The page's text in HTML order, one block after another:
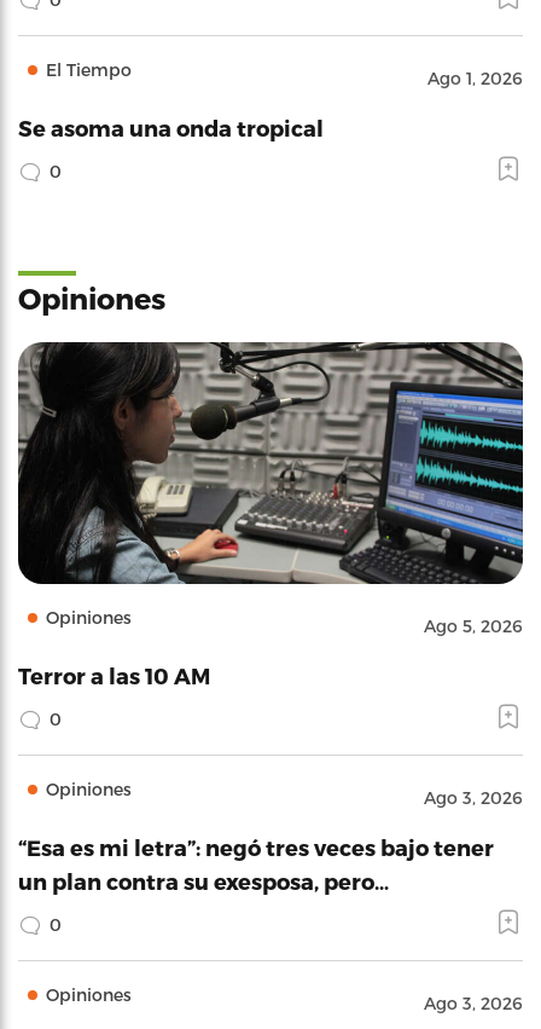
El Tiempo Ago 1, 2026
Se asoma una onda tropical
0
Opiniones
Opiniones Ago 5, 2026
Terror a las 10 AM
0
Opiniones Ago 3, 2026
“Esa es mi letra”: negó tres veces bajo tener
un plan contra su exesposa, pero…
0
Opiniones Ago 3, 2026